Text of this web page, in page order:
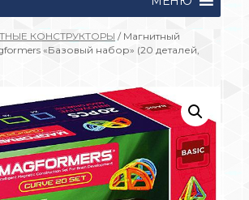
КОНСТРУКТОРЫ / Магнитный
«Базовый набор» (20 деталей,